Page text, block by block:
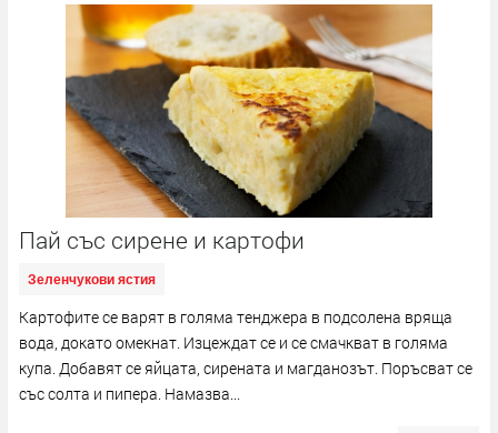
Пай със сирене и картофи
Зеленчукови ястия
Картофите се варят в голяма тенджера в подсолена вряща
вода, докато омекнат. Изцеждат се и се смачкват в голяма
купа. Добавят се яйцата, сирената и магданозът. Поръсват се
със солта и пипера. Намазва...